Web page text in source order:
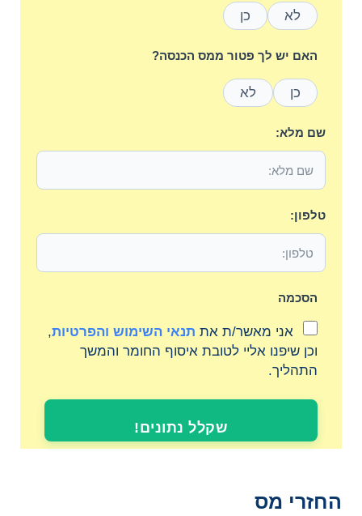
לא כן
האם יש לך פטור ממס הכנסה?
כן לא
שם מלא:
טלפון:
הסכמה
אני מאשר/ת את תנאי השימוש והפרטיות,
וכן שיפנו אליי לטובת איסוף החומר והמשך
התהליך.
שקלל נתונים!
החזרי מס